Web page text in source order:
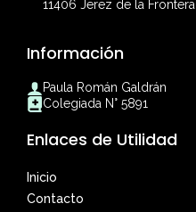
11406 Jerez de la Frontera
Información
Paula Román Galdrán
Colegiada N° 5891
Enlaces de Utilidad
Inicio
Contacto